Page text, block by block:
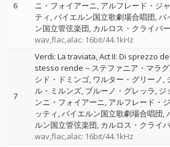
6
ニ・フォイアーニ アルフレード・ジ
ティ バイエルン国立歌劇場合唱団 バ
ン国立管弦楽団 カルロス・クライバー
wav,flac,alac: 16bit/44.1kHz
7
Verdi: La traviata, Act II: Di sprezzo
stesso rende -- ステファニア・マラグ
シド・ドミンゴ ワルター・グリーノ
ル・ミルンズ ブルーノ・グレッラ ジ
ンニ・フォイアーニ アルフレード・
ッティ バイエルン国立歌劇場合唱団
ルン国立管弦楽団 カルロス・クライ
wav,flac,alac: 16bit/44.1kHz